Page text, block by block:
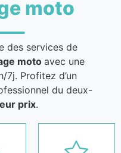
moto
des services de
motoavec une
7j. Profitez d’un
du deux-
prix.